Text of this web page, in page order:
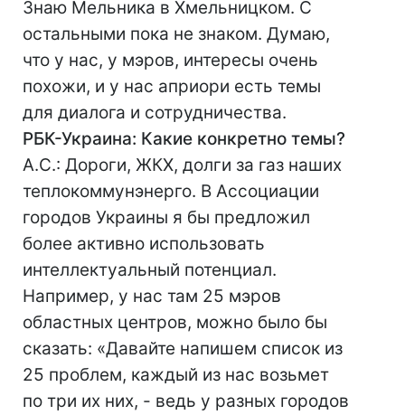
Знаю Мельника в Хмельницком. С
остальными пока не знаком. Думаю,
что у нас, у мэров, интересы очень
похожи, и у нас априори есть темы
для диалога и сотрудничества.
РБК-Украина: Какие конкретно темы?
А.С.: Дороги, ЖКХ, долги за газ наших
теплокоммунэнерго. В Ассоциации
городов Украины я бы предложил
более активно использовать
интеллектуальный потенциал.
Например, у нас там 25 мэров
областных центров, можно было бы
сказать: «Давайте напишем список из
25 проблем, каждый из нас возьмет
по три их них, - ведь у разных городов